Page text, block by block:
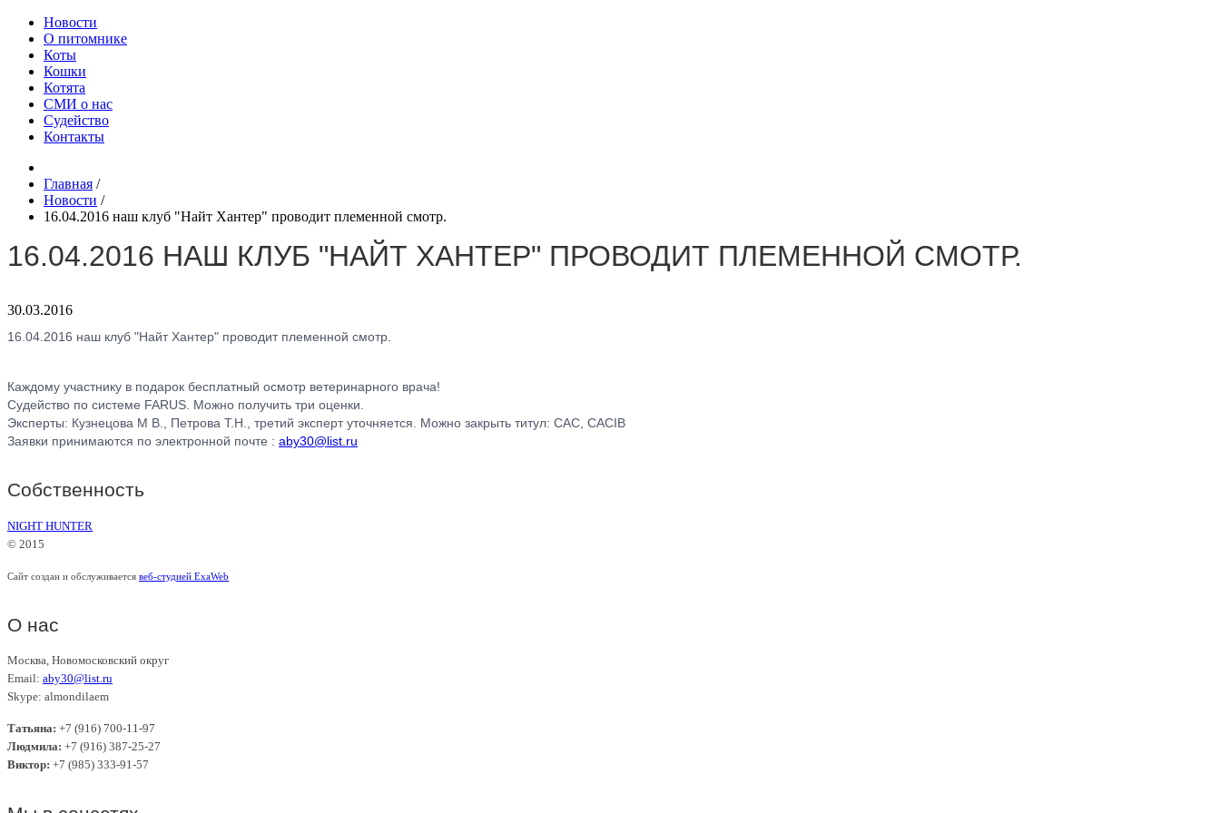
Новости
О питомнике
Коты
Кошки
Котята
СМИ о нас
Судейство
Контакты
Главная /
Новости /
16.04.2016 наш клуб "Найт Хантер" проводит племенной смотр.
16.04.2016 НАШ КЛУБ "НАЙТ ХАНТЕР" ПРОВОДИТ ПЛЕМЕННОЙ СМОТР.
30.03.2016
16.04.2016 наш клуб "Найт Хантер" проводит племенной смотр.
Каждому участнику в подарок бесплатный осмотр ветеринарного врача!
Судейство по системе FARUS. Можно получить три оценки.
Эксперты: Кузнецова М В., Петрова Т.Н., третий эксперт уточняется. Можно закрыть титул: CAC, CACIB
Заявки принимаются по электронной почте : aby30@list.ru
Собственность
NIGHT HUNTER
© 2015
Сайт создан и обслуживается веб-студией ExaWeb
О нас
Москва, Новомосковский округ
Email: aby30@list.ru
Skype: almondilaem
Татьяна: +7 (916) 700-11-97
Людмила: +7 (916) 387-25-27
Виктор: +7 (985) 333-91-57